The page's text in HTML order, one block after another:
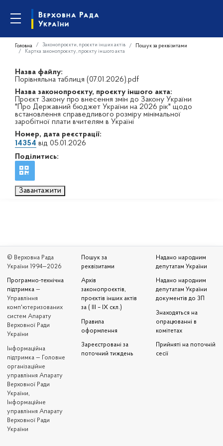
Головна Законопроєкти, проєкти інших актів
Пошук за реквізитами
Картка законопроєкту, проєкту іншого акта
Назва файлу:
Порівняльна таблиця (07.01.2026).pdf
Назва законопроєкту, проєкту іншого акта:
Проєкт Закону про внесення змін до Закону України
"Про Державний бюджет України на 2026 рік" щодо
встановлення справедливого розміру мінімальної
заробітної плати вчителям в Україні
Номер, дата реєстрації:
14354 від 05.01.2026
Поділитись:
Завантажити
© Верховна Рада
України 1994—2026
Програмно-технічна
підтримка —
Управління
комп'ютеризованих
систем Апарату
Верховної Ради
України
Iнформаційна
підтримка — Головне
організаційне
управління Апарату
Верховної Ради
України,
Інформаційне
управління Апарату
Верховної Ради
України
Пошук за
реквізитами
Архів
законопроєктів,
проєктів інших актів
за ( III – IX скл.)
Правила
оформлення
Зареєстровані за
поточний тиждень
Надано народним
депутатам України
Надано народним
депутатам України
документів до ЗП
Знаходяться на
опрацюванні в
комітетах
Прийняті на поточній
сесії